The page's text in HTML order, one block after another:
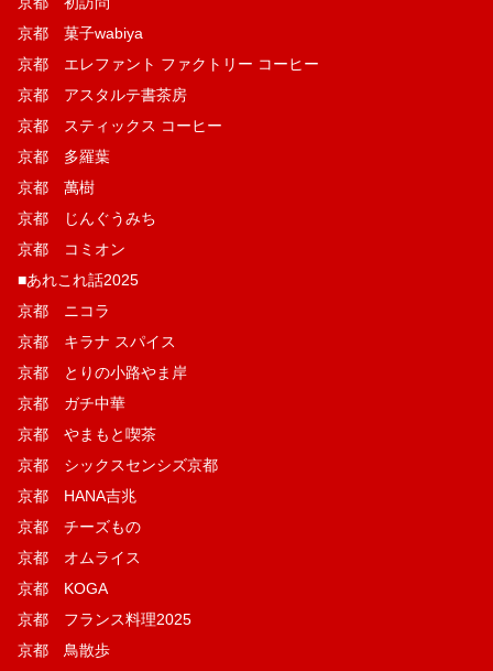
京都 菓子wabiya
京都 エレファント ファクトリー コーヒー
京都 アスタルテ書茶房
京都 スティックス コーヒー
京都 多羅葉
京都 萬樹
京都 じんぐうみち
京都 コミオン
■あれこれ話2025
京都 ニコラ
京都 キラナ スパイス
京都 とりの小路やま岸
京都 ガチ中華
京都 やまもと喫茶
京都 シックスセンシズ京都
京都 HANA吉兆
京都 チーズもの
京都 オムライス
京都 KOGA
京都 フランス料理2025
京都 鳥散歩